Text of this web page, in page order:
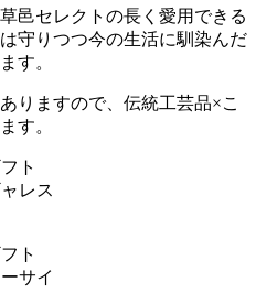
邑セレクトの長く愛用できる
守りつつ今の生活に馴染んだ
す。
りますので、伝統工芸品×こ
す。
レス
サイ